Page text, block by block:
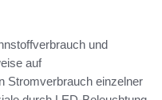
und
auf
Stromverbrauch einzelner